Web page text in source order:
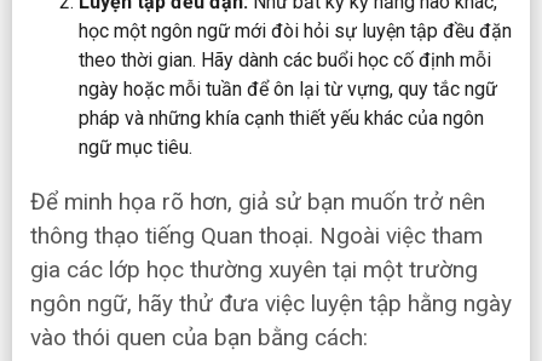
học một ngôn ngữ mới đòi hỏi sự luyện tập đều đặn
theo thời gian. Hãy dành các buổi học cố định mỗi
ngày hoặc mỗi tuần để ôn lại từ vựng, quy tắc ngữ
pháp và những khía cạnh thiết yếu khác của ngôn
ngữ mục tiêu.
Để minh họa rõ hơn, giả sử bạn muốn trở nên
thông thạo tiếng Quan thoại. Ngoài việc tham
gia các lớp học thường xuyên tại một trường
ngôn ngữ, hãy thử đưa việc luyện tập hằng ngày
vào thói quen của bạn bằng cách: